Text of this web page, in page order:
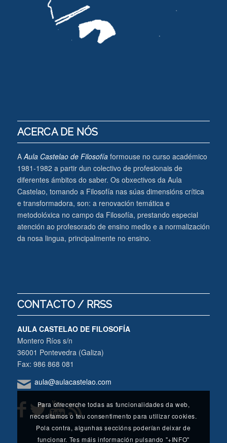
ACERCA DE NÓS
A Aula Castelao de Filosofíaformouse no curso académico
1981-1982 a partir dun colectivo de profesionais de
diferentes ámbitos do saber. Os obxectivos da Aula
Castelao, tomando a Filosofía nas súas dimensións crítica
e transformadora, son: a renovación temática e
metodolóxica no campo da Filosofía, prestando especial
atención ao profesorado de ensino medio e a normalización
da nosa lingua, principalmente no ensino.
CONTACTO / RRSS
AULA CASTELAO DE FILOSOFÍA
Montero Ríos s/n
36001 Pontevedra (Galiza)
Fax: 986 868 081
aula@aulacastelao.com
Para ofrecerche todas as funcionalidades da web,
necesitamos o teu consentimento para utilizar cookies.
Pola contra, algunhas seccións poderían deixar de
funcionar. Tes máis información pulsando "+INFO"